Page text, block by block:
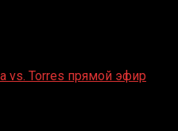
vs. Torres прямой эфир